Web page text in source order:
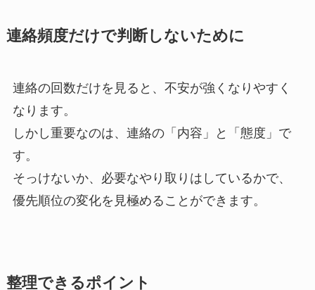
連絡頻度だけで判断しないために
連絡の回数だけを見ると、不安が強くなりやすく
なります。
しかし重要なのは、連絡の「内容」と「態度」で
す。
そっけないか、必要なやり取りはしているかで、
優先順位の変化を見極めることができます。
整理できるポイント